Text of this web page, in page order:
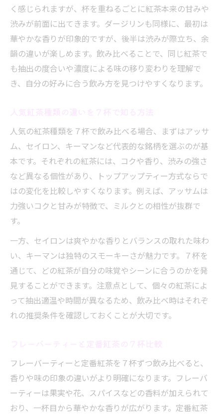
く感じられますが、杯を重ねるごとに紅茶本来の甘みや
渋みが前面に出てきます。ダージリンも同様に、最初は
華やかな香りが印象的ですが、後半は渋みが際立ち、余
韻の違いが楽しめます。飲み比べることで、同じ紅茶で
も抽出の度合いや濃度による味の移り変わりを理解で
き、自分の好みに合う飲み方を見つけやすくなります。
人気の紅茶種類を７杯で飲み比べる場合、まずはアッサ
ム、セイロン、キーマンなど代表的な銘柄を選ぶのが基
本です。それぞれの紅茶には、コクや香り、渋みの強さ
など異なる個性があり、トップアップティー方式ならで
はの変化を比較しやすくなります。例えば、アッサムは
力強いコクと甘みが特徴で、ミルクとの相性が抜群で
す。
一方、セイロンは爽やかな香りとバランスの取れた味わ
い、キーマンは独特のスモーキーさが魅力です。７杯を
通じて、どの紅茶が自分の味覚やシーンに合うのかを発
見することができます。注意点として、個々の紅茶によ
って抽出適温や時間が異なるため、飲み比べ時はそれぞ
れの推奨条件を確認しておくことが大切です。
フレーバーティーと定番紅茶を７杯ずつ飲み比べると、
香りや味の印象の違いがより明確になります。フレーバ
ーティーは果実や花、スパイスなどの香料が加えられて
おり、一杯目から華やかな香りが広がります。定番紅茶